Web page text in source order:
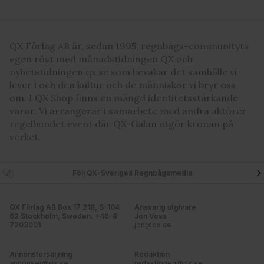
QX Förlag AB är, sedan 1995, regnbågs-communityts
egen röst med månadstidningen QX och
nyhetstidningen qx.se som bevakar det samhälle vi
lever i och den kultur och de människor vi bryr oss
om. I QX Shop finns en mängd identitetsstärkande
varor. Vi arrangerar i samarbete med andra aktörer
regelbundet event där QX-Galan utgör kronan på
verket.
Följ QX-Sveriges Regnbågsmedia
QX Förlag AB Box 17 218, S-104
62 Stockholm, Sweden. +46-8
7203001
Ansvarig utgivare
Jon Voss
jon@qx.se
Annonsförsäljning
Redaktion